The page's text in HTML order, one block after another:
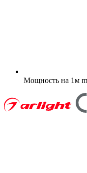
Мощность на 1м